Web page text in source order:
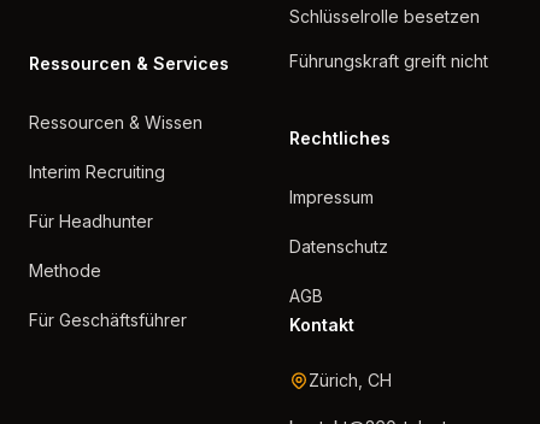
Ressourcen & Services
Ressourcen & Wissen
Interim Recruiting
Für Headhunter
Methode
Für Geschäftsführer
Schlüsselrolle besetzen
Führungskraft greift nicht
Rechtliches
Impressum
Datenschutz
AGB
Kontakt
Zürich, CH